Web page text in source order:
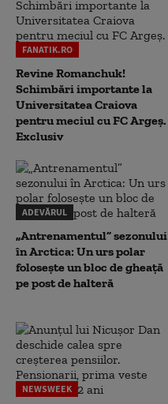
FANATIK.RO
Revine Romanchuk!
Schimbări importante la
Universitatea Craiova
pentru meciul cu FC Argeş.
Exclusiv
ADEVĂRUL
„Antrenamentul” sezonului
în Arctica: Un urs polar
folosește un bloc de gheață
pe post de halteră
NEWSWEEK